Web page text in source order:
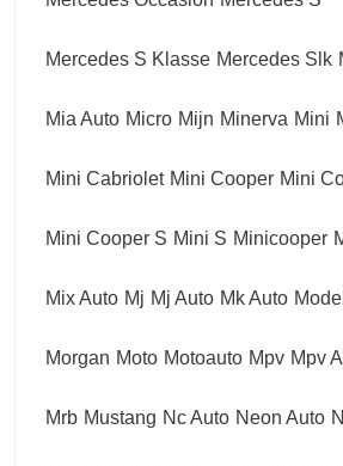
Mercedes S Klasse Mercedes Slk
Mia Auto Micro Mijn Minerva Mini
Mini Cabriolet Mini Cooper Mini
Mini Cooper S Mini S Minicooper
Mix Auto Mj Mj Auto Mk Auto Model
Morgan Moto Motoauto Mpv Mpv
Mrb Mustang Nc Auto Neon Auto